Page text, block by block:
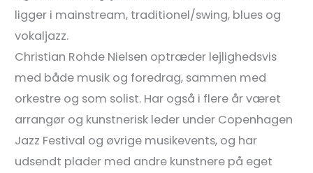
ligger i mainstream, traditionel/swing, blues og
vokaljazz.
Christian Rohde Nielsen optræder lejlighedsvis
med både musik og foredrag, sammen med
orkestre og som solist. Har også i flere år været
arrangør og kunstnerisk leder under Copenhagen
Jazz Festival og øvrige musikevents, og har
udsendt plader med andre kunstnere på eget